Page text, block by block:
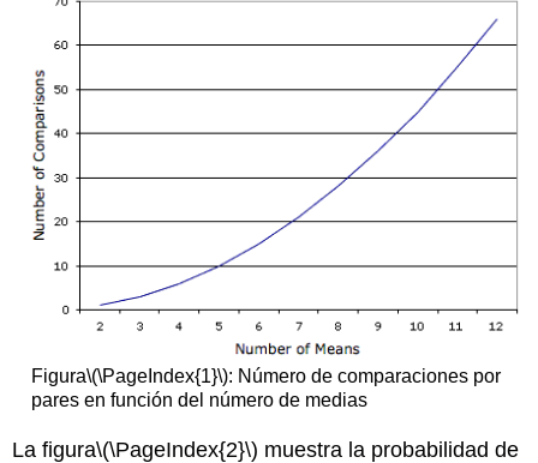
Figura\(\PageIndex{1}\): Número de comparaciones por
pares en función del número de medias
La figura\(\PageIndex{2}\) muestra la probabilidad de